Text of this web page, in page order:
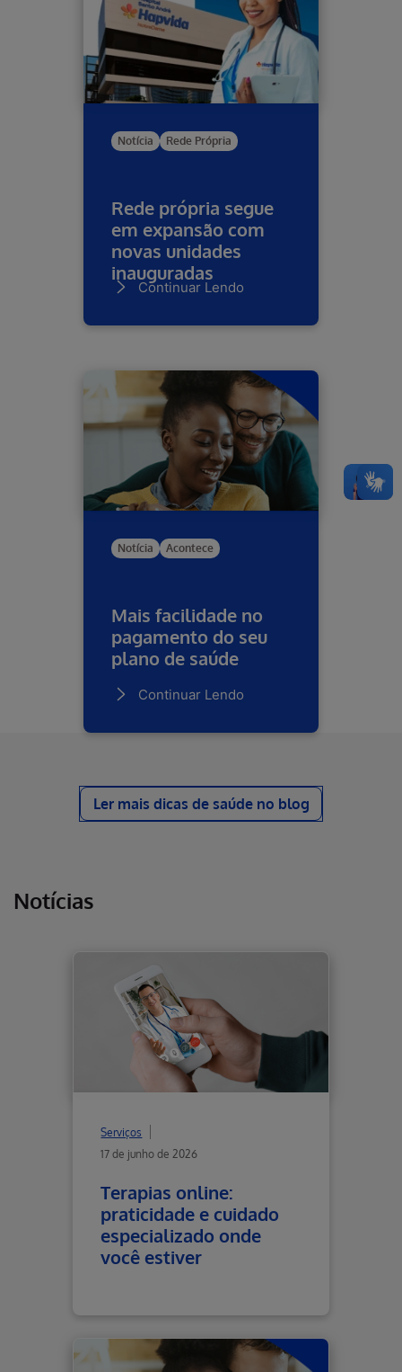
Notícia Rede Própria
Rede própria segue
em expansão com
novas unidades
inauguradas
Continuar Lendo
Notícia Acontece
Mais facilidade no
pagamento do seu
plano de saúde
Continuar Lendo
Ler mais dicas de saúde no blog
Notícias
Serviços
17 de junho de 2026
Terapias online:
praticidade e cuidado
especializado onde
você estiver